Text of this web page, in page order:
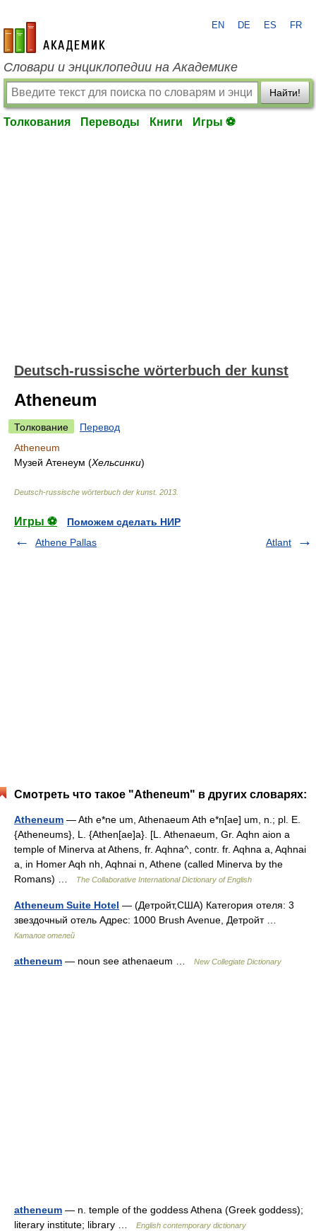
academic.ru
EN DE ES FR
Словари и энциклопедии на Академике
Найти!
Толкования Переводы Книги Игры ⚽
Deutsch-russische wörterbuch der kunst
Atheneum
Толкование
Перевод
Atheneum
Музей Атенеум (Хельсинки)
Deutsch-russische wörterbuch der kunst. 2013
Игры ⚽
Поможем сделать НИР
Athene Pallas
Atlant
Смотреть что такое "Atheneum" в других словарях:
Atheneum — Ath e*ne um, Athenaeum Ath e*n[ae] um, n.; pl. E.
{Atheneums}, L. {Athen[ae]a}. [L. Athenaeum, Gr. Aqhn aion a
temple of Minerva at Athens, fr. Aqhna^, contr. fr. Aqhna a, Aqhnai
a, in Homer Aqh nh, Aqhnai n, Athene (called Minerva by the
Romans) …
The Collaborative International Dictionary of English
Atheneum Suite Hotel — (Детройт,США) Категория отеля: 3
звездочный отель Адрес: 1000 Brush Avenue, Детройт …
Каталог отелей
atheneum — noun see athenaeum … New Collegiate Dictionary
atheneum — n. temple of the goddess Athena (Greek goddess);
literary institute; library …
English contemporary dictionary